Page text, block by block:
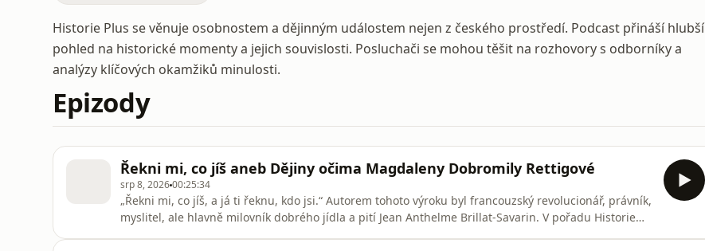
Historie Plus se věnuje osobnostem a dějinným událostem nejen z českého prostředí. Podcast přináší hlubší
pohled na historické momenty a jejich souvislosti. Posluchači se mohou těšit na rozhovory s odborníky a
analýzy klíčových okamžiků minulosti.
Epizody
Řekni mi, co jíš aneb Dějiny očima Magdaleny Dobromily Rettigové
srp 8, 202600:25:34
„Řekni mi, co jíš, a já ti řeknu, kdo jsi.“ Autorem tohoto výroku byl francouzský revolucionář, právník,
myslitel, ale hlavně milovník dobrého jídla a pití Jean Anthelme Brillat-Savarin. V pořadu Historie